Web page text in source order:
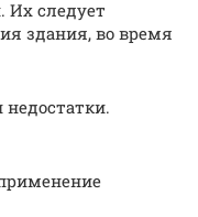
Их следует
здания, во время
недостатки.